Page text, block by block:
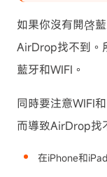
如果你沒有開啓
AirDrop找不到。
藍牙和WIFI。
同時要注意WIFI
而導致AirDrop找
在iPhone和iPad